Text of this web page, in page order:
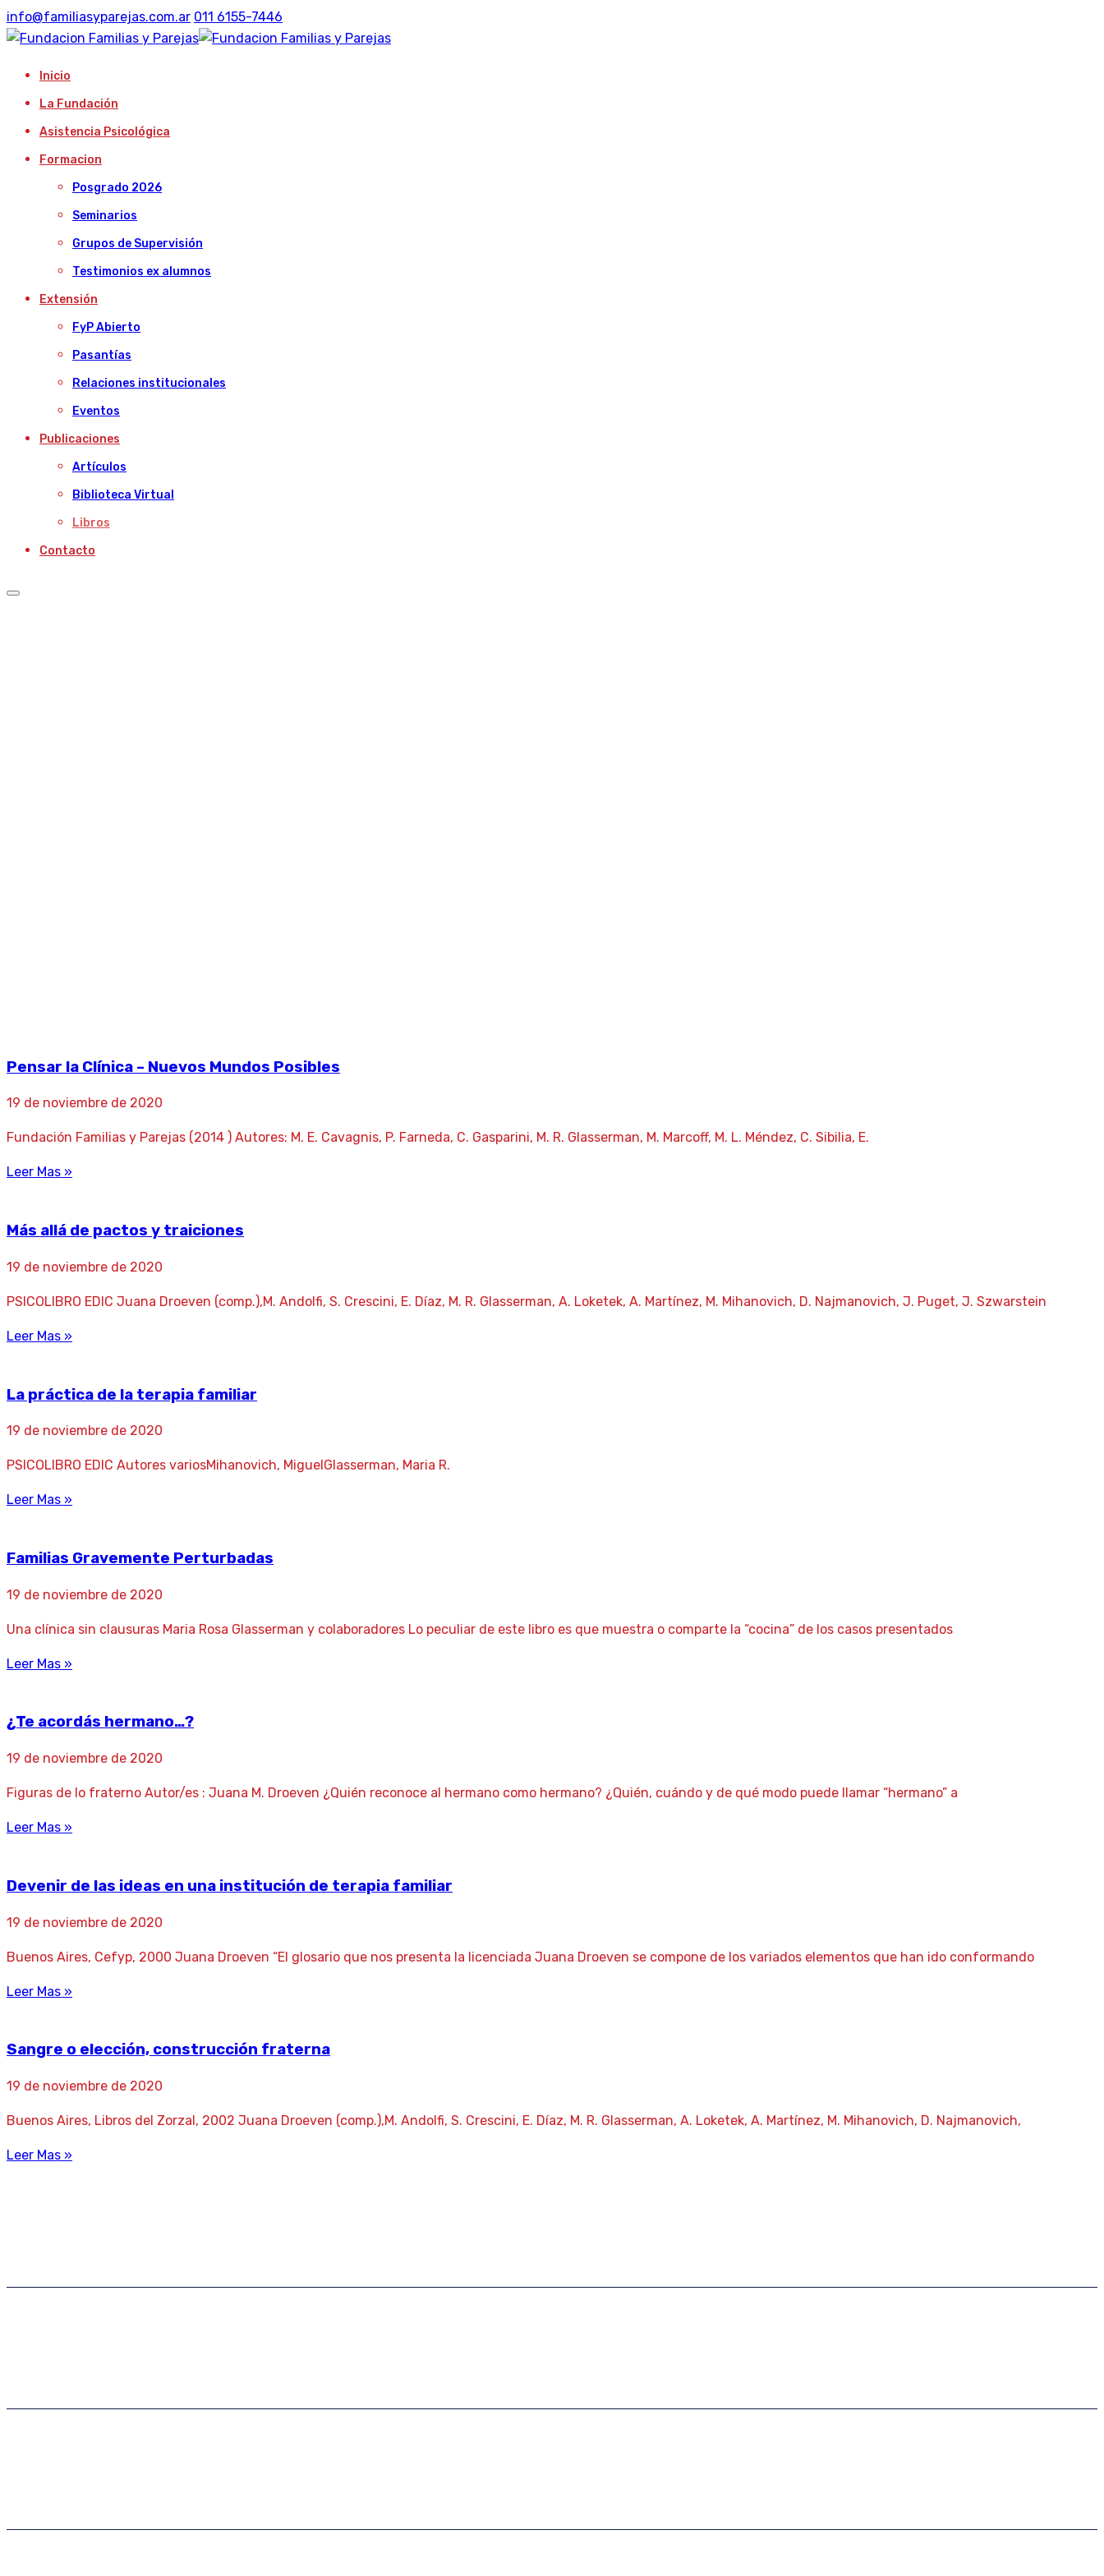
info@familiasyparejas.com.ar 011 6155-7446
Inicio
La Fundación
Asistencia Psicológica
Formacion
Posgrado 2026
Seminarios
Grupos de Supervisión
Testimonios ex alumnos
Extensión
FyP Abierto
Pasantías
Relaciones institucionales
Eventos
Publicaciones
Artículos
Biblioteca Virtual
Libros
Contacto
Pensar la Clínica – Nuevos Mundos Posibles
19 de noviembre de 2020
Fundación Familias y Parejas (2014 ) Autores: M. E. Cavagnis, P. Farneda, C. Gasparini, M. R. Glasserman, M. Marcoff, M. L. Méndez, C. Sibilia, E.
Leer Mas »
Más allá de pactos y traiciones
19 de noviembre de 2020
PSICOLIBRO EDIC Juana Droeven (comp.),M. Andolfi, S. Crescini, E. Díaz, M. R. Glasserman, A. Loketek, A. Martínez, M. Mihanovich, D. Najmanovich, J. Puget, J. Szwarstein
Leer Mas »
La práctica de la terapia familiar
19 de noviembre de 2020
PSICOLIBRO EDIC Autores variosMihanovich, MiguelGlasserman, Maria R.
Leer Mas »
Familias Gravemente Perturbadas
19 de noviembre de 2020
Una clínica sin clausuras Maria Rosa Glasserman y colaboradores Lo peculiar de este libro es que muestra o comparte la “cocina” de los casos presentados
Leer Mas »
¿Te acordás hermano…?
19 de noviembre de 2020
Figuras de lo fraterno Autor/es : Juana M. Droeven ¿Quién reconoce al hermano como hermano? ¿Quién, cuándo y de qué modo puede llamar “hermano” a
Leer Mas »
Devenir de las ideas en una institución de terapia familiar
19 de noviembre de 2020
Buenos Aires, Cefyp, 2000 Juana Droeven “El glosario que nos presenta la licenciada Juana Droeven se compone de los variados elementos que han ido conformando
Leer Mas »
Sangre o elección, construcción fraterna
19 de noviembre de 2020
Buenos Aires, Libros del Zorzal, 2002 Juana Droeven (comp.),M. Andolfi, S. Crescini, E. Díaz, M. R. Glasserman, A. Loketek, A. Martínez, M. Mihanovich, D. Najmanovich,
Leer Mas »